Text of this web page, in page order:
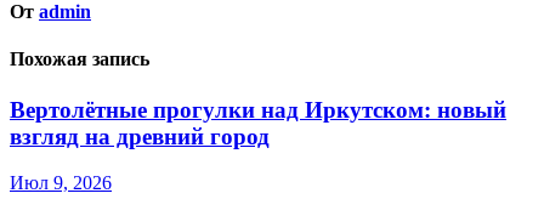
От admin
Похожая запись
Вертолётные прогулки над Иркутском: новый
взгляд на древний город
Июл 9, 2026